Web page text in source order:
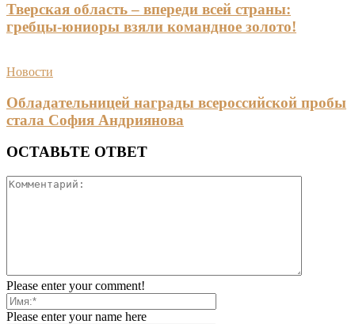
Тверская область – впереди всей страны:
гребцы-юниоры взяли командное золото!
Новости
Обладательницей награды всероссийской пробы
стала София Андриянова
ОСТАВЬТЕ ОТВЕТ
Please enter your comment!
Please enter your name here